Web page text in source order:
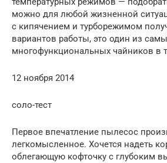
можно для любой жизненной
с кипячением и турборежимом
вариантов работы, это один из
многофункциональных чайников в
12 ноября 2014
соло-тест
Первое впечатление пылесос
легкомысленное. Хочется надеть
облегающую кофточку с глубоким